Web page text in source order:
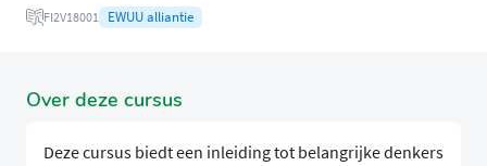
FI2V18001 EWUU alliantie
Over deze cursus
Deze cursus biedt een inleiding tot belangrijke denkers